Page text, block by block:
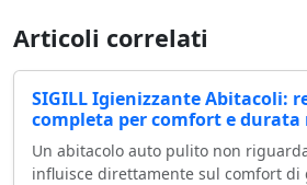
Articoli correlati
SIGILL Igienizzante Abitacoli:
completa per comfort e durata
Un abitacolo auto pulito non
influisce direttamente sul comfort di